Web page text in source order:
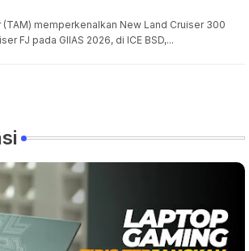
memperkenalkan New Land Cruiser 300
FJ pada GIIAS 2026, di ICE BSD,...